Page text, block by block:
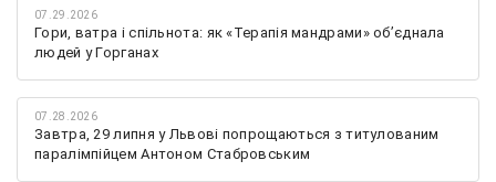
07.29.2026
Гори, ватра і спільнота: як «Терапія мандрами» об’єднала
людей у Горганах
07.28.2026
Завтра, 29 липня у Львові попрощаються з титулованим
паралімпійцем Антоном Стабровським